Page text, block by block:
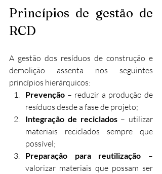
Princípios de gestão de
RCD
A gestão dos resíduos de construção e
demolição assenta nos seguintes
princípios hierárquicos:​
Prevenção – reduzir a produção de
resíduos desde a fase de projeto;
Integração de reciclados – utilizar
materiais reciclados sempre que
possível;
Preparação para reutilização –
valorizar materiais que possam ser